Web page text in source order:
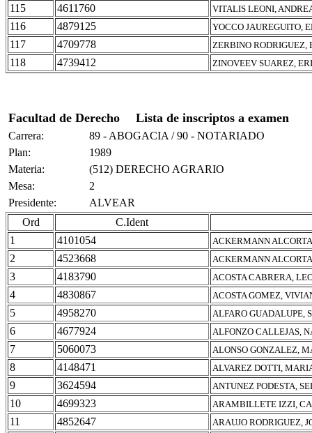
115 4611760 VITALIS LEONI,
116 4879125 YOCCO JAUREGUITO,
117 4709778 ZERBINO RODRIGUEZ,
118 4739412 ZINOVEEV SUAREZ,
Facultad de Derecho Lista de inscriptos a examen
Carrera:
89 - ABOGACIA / 90 - NOTARIADO
Plan:
1989
Materia:
(512) DERECHO AGRARIO
Mesa:
2
Presidente:
ALVEAR
Ord
C.Ident
1
4101054 ACKERMANN
2 4523668 ACKERMANN
3 4183790 ACOSTA CABRERA,
4 4830867 ACOSTA GOMEZ,
5 4958270 ALFARO GUADALUPE,
6 4677924 ALFONZO CALLEJAS,
7 5060073 ALONSO GONZALEZ,
8 4148471 ALVAREZ DOTTI,
9 3624594 ANTUNEZ PODESTA,
10 4699323 ARAMBILLETE IZZI,
11 4852647 ARAUJO RODRIGUEZ,